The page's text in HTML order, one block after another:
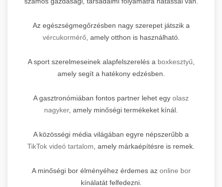
Az egészségmegőrzésben nagy szerepet játszik a
vércukormérő, amely otthon is használható.
A sport szerelmeseinek alapfelszerelés a boxkesztyű
amely segít a hatékony edzésben.
A gasztronómiában fontos partner lehet egy olasz
nagyker, amely minőségi termékeket kínál.
A közösségi média világában egyre népszerűbb a
TikTok videó tartalom , amely márkaépítésre is remek.
A minőségi bor élményéhez érdemes az online bor
kínálatát felfedezni.